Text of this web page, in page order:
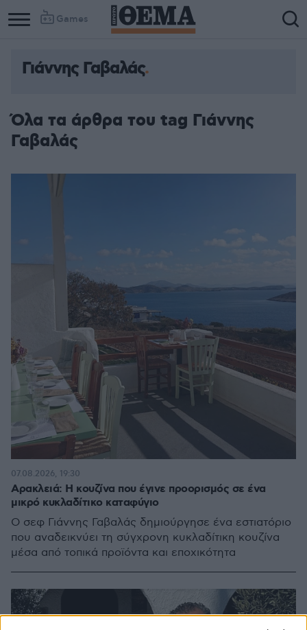
Games
Column
Column
Γιάννης Γαβαλάς
Όλα τα άρθρα του tag Γιάννης
Γαβαλάς
Αρακλειά: Η κουζίνα που έγινε προορισμός σε ένα
μικρό κυκλαδίτικο καταφύγιο
Ο σεφ Γιάννης Γαβαλάς δημιούργησε ένα εστιατόριο
που αναδεικνύει τη σύγχρονη κυκλαδίτικη κουζίνα
μέσα από τοπικά προϊόντα και εποχικότητα
07.08.2026, 19:30